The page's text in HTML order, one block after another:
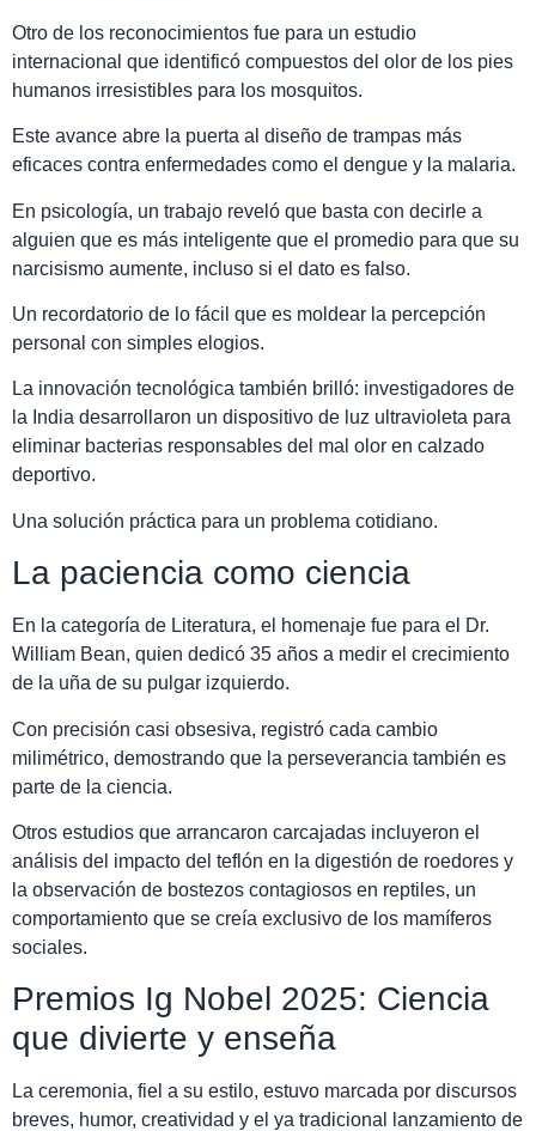
Otro de los reconocimientos fue para un estudio
internacional que identificó compuestos del olor de los pies
humanos irresistibles para los mosquitos.
Este avance abre la puerta al diseño de trampas más
eficaces contra enfermedades como el dengue y la malaria.
En psicología, un trabajo reveló que basta con decirle a
alguien que es más inteligente que el promedio para que su
narcisismo aumente, incluso si el dato es falso.
Un recordatorio de lo fácil que es moldear la percepción
personal con simples elogios.
La innovación tecnológica también brilló: investigadores de
la India desarrollaron un dispositivo de luz ultravioleta para
eliminar bacterias responsables del mal olor en calzado
deportivo.
Una solución práctica para un problema cotidiano.
La paciencia como ciencia
En la categoría de Literatura, el homenaje fue para el Dr.
William Bean, quien dedicó 35 años a medir el crecimiento
de la uña de su pulgar izquierdo.
Con precisión casi obsesiva, registró cada cambio
milimétrico, demostrando que la perseverancia también es
parte de la ciencia.
Otros estudios que arrancaron carcajadas incluyeron el
análisis del impacto del teflón en la digestión de roedores y
la observación de bostezos contagiosos en reptiles, un
comportamiento que se creía exclusivo de los mamíferos
sociales.
Premios Ig Nobel 2025: Ciencia
que divierte y enseña
La ceremonia, fiel a su estilo, estuvo marcada por discursos
breves, humor, creatividad y el ya tradicional lanzamiento de